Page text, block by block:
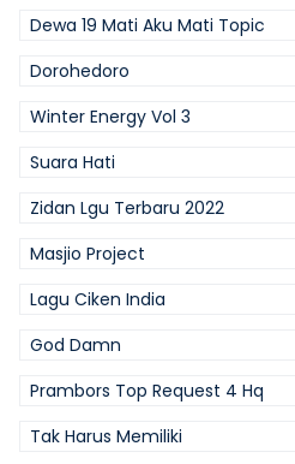
Dewa 19 Mati Aku Mati Topic
Dorohedoro
Winter Energy Vol 3
Suara Hati
Zidan Lgu Terbaru 2022
Masjio Project
Lagu Ciken India
God Damn
Prambors Top Request 4 Hq
Tak Harus Memiliki